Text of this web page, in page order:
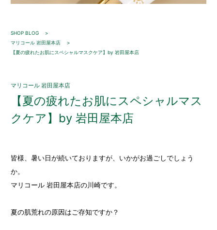
SHOP BLOG
マリコール 岩田屋本店
【夏の疲れたお肌にスペシャルマスクケア】by 岩田屋本店
マリコール 岩田屋本店
【夏の疲れたお肌にスペシャルマス
クケア】by 岩田屋本店
皆様、暑い日が続いておりますが、いかがお過ごしでしょう
か。
マリコール 岩田屋本店の川崎です。
夏の肌荒れの原因はご存知ですか？